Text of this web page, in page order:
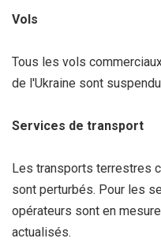
Vols
Tous les vols
de l'Ukraine sont
Services de transport
Les transports terrestres
sont perturbés. Pour les
opérateurs sont en
actualisés.